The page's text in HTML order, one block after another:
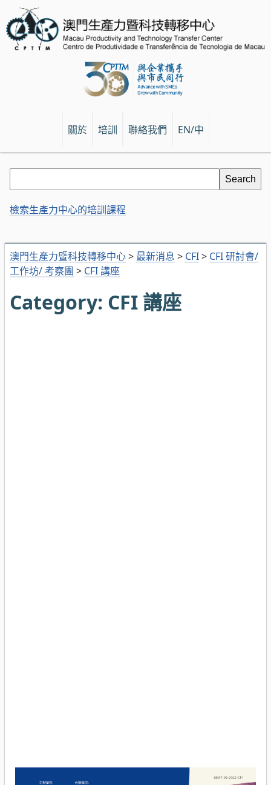
關於 培訓 聯絡我們 EN/中
澳門生產力暨科技轉移中心> 最新消息 > CFI> CFI 研討會/
工作坊/ 考察團 > CFI 講座
Category: CFI 講座
檢索生產力中心的培訓課程